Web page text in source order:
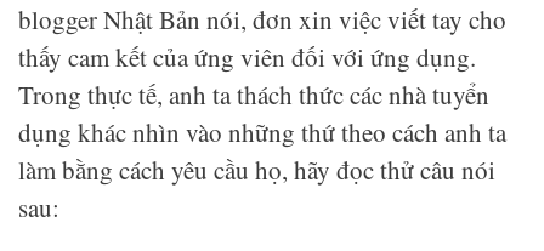
blogger Nhật Bản nói, đơn xin việc viết tay cho
thấy cam kết của ứng viên đối với ứng dụng.
Trong thực tế, anh ta thách thức các nhà tuyển
dụng khác nhìn vào những thứ theo cách anh ta
làm bằng cách yêu cầu họ, hãy đọc thử câu nói
sau: